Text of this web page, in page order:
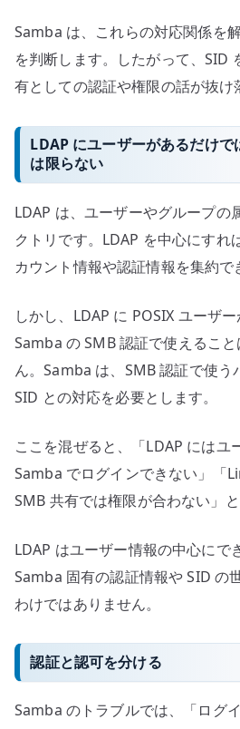
Samba は、これらの対応関係を
を判断します。したがって、SID
有としての認証や権限の話が抜け
LDAP にユーザーがあるだけ
は限らない
LDAP は、ユーザーやグループの
クトリです。LDAP を中心にす
カウント情報や認証情報を集約で
しかし、LDAP に POSIX ユーザー
Samba の SMB 認証で使えるこ
ん。Samba は、SMB 認証で使う
SID との対応を必要とします。
ここを混ぜると、「LDAP にはユ
Samba でログインできない」「
SMB 共有では権限が合わない」
LDAP はユーザー情報の中心にで
Samba 固有の認証情報や SID の
わけではありません。
認証と認可を分ける
Samba のトラブルでは、「ログ